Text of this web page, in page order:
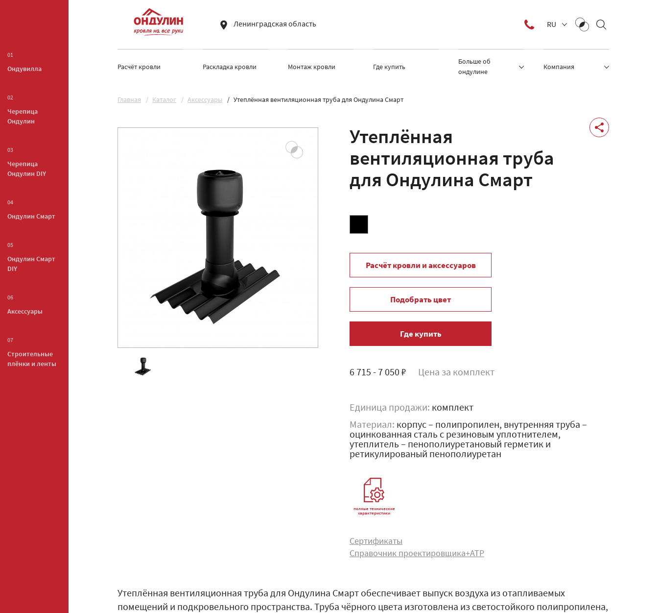
01
Ондувилла
02
Черепица
Ондулин
03
Черепица
Ондулин DIY
04
Ондулин Смарт
05
Ондулин Смарт
DIY
06
Аксессуары
07
Строительные
плёнки и ленты
Ленинградская область RU
Расчёт кровли Раскладка кровли Монтаж кровли Где купить
Больше об
ондулине
Компания
Главная Каталог Аксессуары Утеплённая вентиляционная труба для Ондулина Смарт
Утеплённая
вентиляционная труба
для Ондулина Смарт
Расчёт кровли и аксессуаров
Подобрать цвет
Где купить
6 715 - 7 050 ₽ Цена за комплект
Единица продажи: комплект
Материал: корпус – полипропилен, внутренняя труба –
оцинкованная сталь с резиновым уплотнителем,
утеплитель – пенополиуретановый герметик и
ретикулированый пенополиуретан
полные технические
характеристики
Сертификаты
Справочник проектировщика+АТР
Утеплённая вентиляционная труба для Ондулина Смарт обеспечивает выпуск воздуха из отапливаемых
помещений и подкровельного пространства. Труба чёрного цвета изготовлена из светостойкого полипропилена,